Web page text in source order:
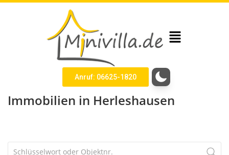
Anruf: 06625-1820
Immobilien in Herleshausen